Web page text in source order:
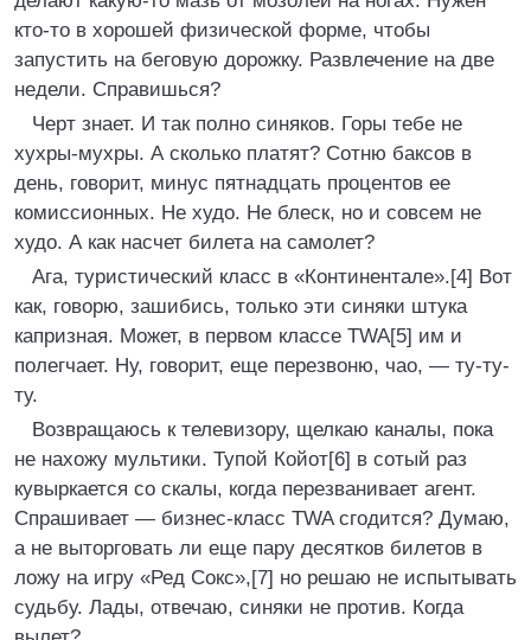
кто-то в хорошей физической форме, чтобы
запустить на беговую дорожку. Развлечение на две
недели. Справишься?
Черт знает. И так полно синяков. Горы тебе не
хухры-мухры. А сколько платят? Сотню баксов в
день, говорит, минус пятнадцать процентов ее
комиссионных. Не худо. Не блеск, но и совсем не
худо. А как насчет билета на самолет?
Ага, туристический класс в «Континентале».[4] Вот
как, говорю, зашибись, только эти синяки штука
капризная. Может, в первом классе TWA[5] им и
полегчает. Ну, говорит, еще перезвоню, чао, — ту-ту-
ту.
Возвращаюсь к телевизору, щелкаю каналы, пока
не нахожу мультики. Тупой Койот[6] в сотый раз
кувыркается со скалы, когда перезванивает агент.
Спрашивает — бизнес-класс TWA сгодится? Думаю,
а не выторговать ли еще пару десятков билетов в
ложу на игру «Ред Сокс»,[7] но решаю не испытывать
судьбу. Лады, отвечаю, синяки не против. Когда